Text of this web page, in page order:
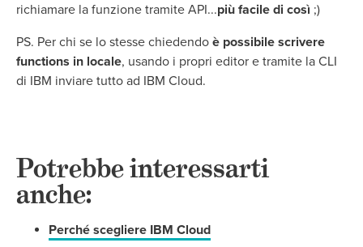
richiamare la funzione tramite API...più facile di così ;)
PS. Per chi se lo stesse chiedendo è possibile scrivere
functions in locale, usando i propri editor e tramite la CLI
di IBM inviare tutto ad IBM Cloud.
Potrebbe interessarti
anche:
Perché scegliere IBM Cloud